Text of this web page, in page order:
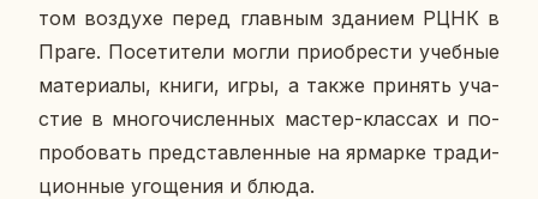
том воз­ду­хе перед глав­ным зда­ни­ем РЦНК в
Праге. По­се­ти­те­ли могли при­об­ре­сти учеб­ные
ма­те­ри­а­лы, книги, игры, а также при­нять уча­
стие в мно­го­чис­лен­ных мастер-клас­сах и по­
про­бо­вать пред­став­лен­ные на яр­мар­ке тра­ди­
ци­он­ные уго­ще­ния и блюда.